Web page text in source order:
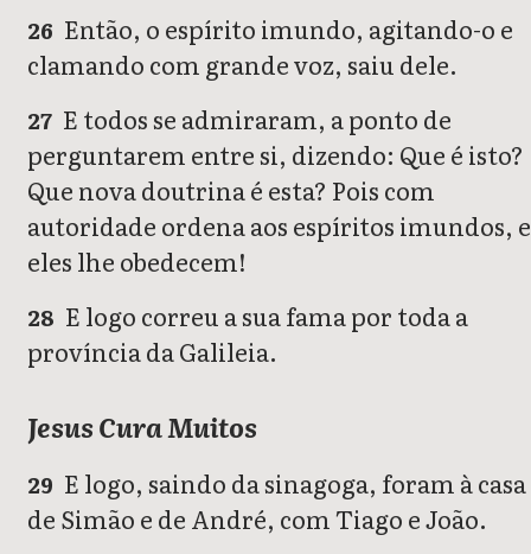
26 Então, o espírito imundo, agitando-o e
clamando com grande voz, saiu dele.
27 E todos se admiraram, a ponto de
perguntarem entre si, dizendo: Que é isto?
Que nova doutrina é esta? Pois com
autoridade ordena aos espíritos imundos, e
eles lhe obedecem!
28 E logo correu a sua fama por toda a
província da Galileia.
Jesus Cura Muitos
29 E logo, saindo da sinagoga, foram à casa
de Simão e de André, com Tiago e João.